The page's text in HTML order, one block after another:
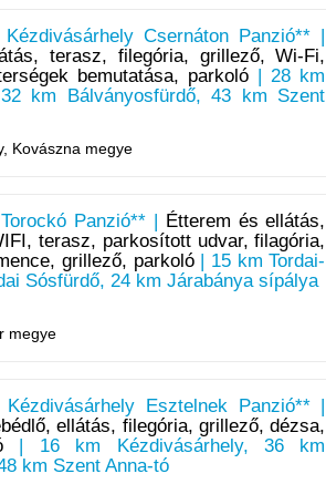
Csernáton Panzió** |
terasz, filegória, grillező, Wi-Fi,
bemutatása, parkoló | 28 km
km Bálványosfürdő, 43 km Szent
Kovászna megye
Panzió** |
Étterem és ellátás,
terasz, parkosított udvar, filagória,
grillező, parkoló| 15 km Tordai-
Sósfürdő, 24 km Járabánya sípálya
megye
Esztelnek Panzió** |
ellátás, filegória, grillező, dézsa,
| 16 km Kézdivásárhely, 36 km
km Szent Anna-tó